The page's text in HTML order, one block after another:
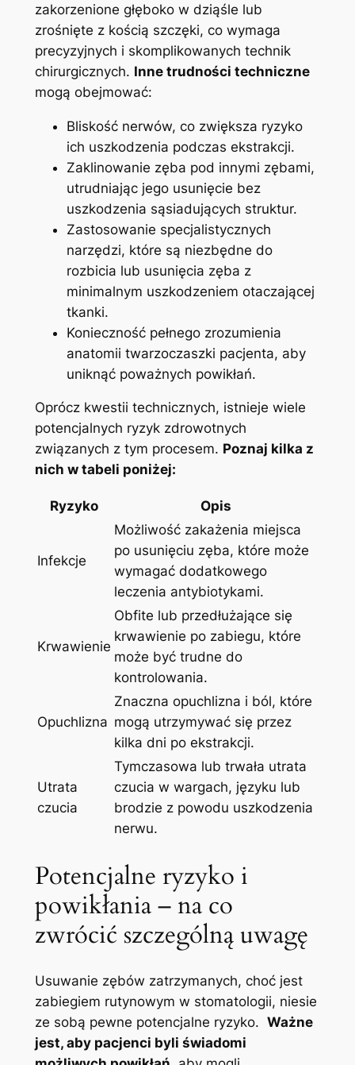
zakorzenione głęboko‍ w dziąśle⁤ lub
⁢zrośnięte‍ z ⁢kością ​szczęki, co‌ wymaga ​
precyzyjnych i⁣ skomplikowanych technik
chirurgicznych. Inne trudności techniczne
mogą obejmować:
Bliskość nerwów, co zwiększa ryzyko
ich uszkodzenia podczas ekstrakcji.
Zaklinowanie zęba pod innymi zębami,
utrudniając jego usunięcie bez
uszkodzenia​ sąsiadujących struktur.
Zastosowanie specjalistycznych
narzędzi, ​które są niezbędne do
rozbicia ⁢lub usunięcia zęba z
minimalnym uszkodzeniem‌ otaczającej
tkanki.
Konieczność pełnego zrozumienia
⁣anatomii twarzoczaszki pacjenta, aby
uniknąć poważnych⁤ powikłań.
Oprócz kwestii technicznych, istnieje wiele
potencjalnych ryzyk zdrowotnych
związanych z tym procesem. Poznaj kilka z
nich w tabeli poniżej:
Ryzyko Opis
Infekcje
Możliwość zakażenia miejsca
po usunięciu zęba,‍ które ⁣może
wymagać‌ dodatkowego
leczenia ⁢antybiotykami.
Krwawienie
Obfite lub ⁤przedłużające‌ się
krwawienie po zabiegu, które
może⁣ być​ trudne⁢ do
kontrolowania.
Opuchlizna
Znaczna opuchlizna ⁢i ‍ból, które ​
mogą utrzymywać się przez
kilka dni po ekstrakcji.
Utrata
czucia
Tymczasowa lub trwała ⁤utrata
czucia ‌w ​wargach, języku ‌lub
brodzie z ⁣powodu uszkodzenia
nerwu.
Potencjalne ryzyko i
powikłania ⁢– na‌ co
‍zwrócić szczególną uwagę
Usuwanie zębów zatrzymanych, ‍choć jest
zabiegiem⁣ rutynowym w‌ stomatologii,⁢ niesie
ze sobą pewne⁣ potencjalne ryzyko. ​ Ważne
jest, ‌aby‌ pacjenci byli świadomi